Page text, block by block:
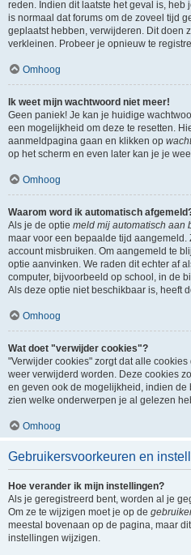
reden. Indien dit laatste het geval is,
is normaal dat forums om de zoveel tijd
geplaatst hebben, verwijderen. Dit doen
verkleinen. Probeer je opnieuw te
Omhoog
Ik weet mijn wachtwoord niet meer!
Geen paniek! Je kan je huidige
een mogelijkheid om deze te resetten.
aanmeldpagina gaan en klikken op
op het scherm en even later kan je je
Omhoog
Waarom word ik automatisch
Als je de optie meld mij automatisch aan
maar voor een bepaalde tijd aangemeld.
account misbruiken. Om aangemeld te
optie aanvinken. We raden dit echter af
computer, bijvoorbeeld op school, in de
Als deze optie niet beschikbaar is, heeft
Omhoog
Wat doet "verwijder cookies"?
"Verwijder cookies" zorgt dat alle
weer verwijderd worden. Deze cookies
en geven ook de mogelijkheid, indien de
zien welke onderwerpen je al gelezen
Omhoog
Gebruikersvoorkeuren en
Hoe verander ik mijn instellingen?
Als je geregistreerd bent, worden al je
Om ze te wijzigen moet je op de
meestal bovenaan op de pagina, maar
instellingen wijzigen.